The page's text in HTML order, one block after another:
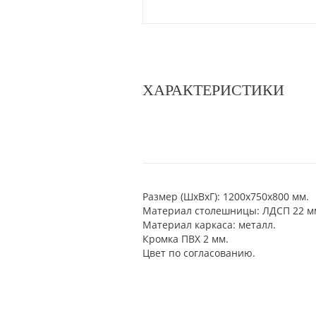
ХАРАКТЕРИСТИКИ
Размер (ШхВхГ): 1200х750х800 мм.
Материал столешницы: ЛДСП 22
Материал каркаса: металл.
Кромка ПВХ 2 мм.
Цвет по согласованию.